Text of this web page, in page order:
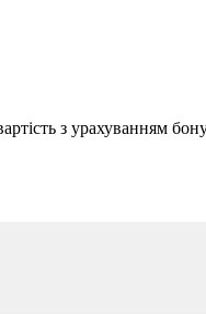
з урахуванням